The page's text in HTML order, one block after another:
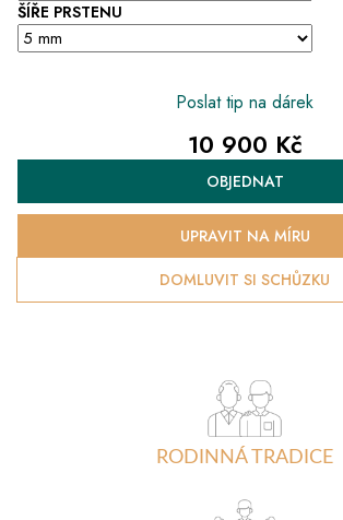
ŠÍŘE PRSTENU
Poslat tip na dárek
10 900 Kč
Měrná
cena:
OBJEDNAT
DOMLUVIT SI SCHŮZKU
UPRAVIT NA MÍRU
RODINNÁ TRADICE